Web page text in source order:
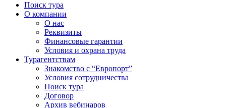
Поиск тура
О компании
О нас
Реквизиты
Финансовые гарантии
Условия и охрана труда
Турагентствам
Знакомство с “Европорт”
Условия сотрудничества
Поиск тура
Договор
Архив вебинаров